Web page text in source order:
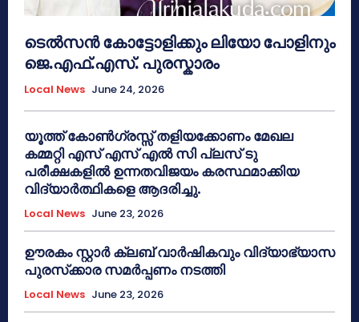
ടെൽസൻ കോട്ടോളിക്കും ലിയോ പോളിനും
ജെ.എഫ്.എസ്. പുരസ്കാരം
Local News June 24, 2026
യൂത്ത് കോൺഗ്രസ്സ് തളിയക്കോണം മേഖല
കമ്മറ്റി എസ് എസ് എൽ സി പ്ലസ് ടു
പരീക്ഷകളിൽ ഉന്നതവിജയം കരസ്ഥമാക്കിയ
വിദ്യാർത്ഥികളെ ആദരിച്ചു.
Local News June 23, 2026
ഊരകം സ്റ്റാർ ക്ലബ് വാർഷികവും വിദ്യാഭ്യാസ
പുരസ്‌ക്കാര സമർപ്പണം നടത്തി
Local News June 23, 2026